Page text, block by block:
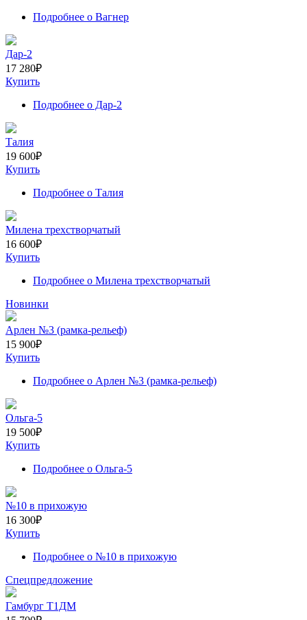
Подробнее о Вагнер
Дар-2
17 280₽
Купить
Подробнее о Дар-2
Талия
19 600₽
Купить
Подробнее о Талия
Милена трехстворчатый
16 600₽
Купить
Подробнее о Милена трехстворчатый
Новинки
Арлен №3 (рамка-рельеф)
15 900₽
Купить
Подробнее о Арлен №3 (рамка-рельеф)
Ольга-5
19 500₽
Купить
Подробнее о Ольга-5
№10 в прихожую
16 300₽
Купить
Подробнее о №10 в прихожую
Спецпредложение
Гамбург Т1ДМ